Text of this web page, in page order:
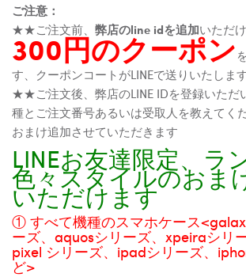
ご注意：
★★ご注文前、 弊店のline idを追加いただ
300円のクーポン
す、クーポンコートがLINEで送りいたしま
★★ご注文後、弊店のLINE IDを登録いただ
種とご注文番号あるいは受取人を教えてく
おまけ追加させていただきます
LINEお友達限定、ラ
色々スタイルのおま
いただけます
① すべて機種のスマホケース
ーズ、aquosシリーズ、xpeiraシリ
pixel シリーズ、ipadシリーズ、
ど>